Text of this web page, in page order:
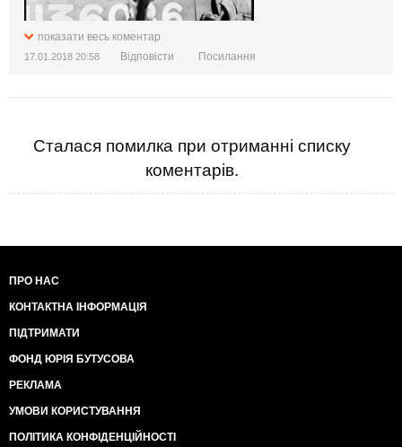
показати весь коментар
17.01.2018 20:58 Відповісти Посилання
Сталася помилка при отриманні списку
коментарів.
ПРО НАС
КОНТАКТНА ІНФОРМАЦІЯ
ПІДТРИМАТИ
ФОНД ЮРІЯ БУТУСОВА
РЕКЛАМА
УМОВИ КОРИСТУВАННЯ
ПОЛІТИКА КОНФІДЕНЦІЙНОСТІ